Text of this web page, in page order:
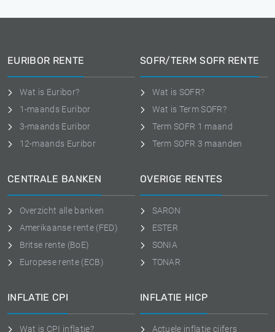
EURIBOR RENTE
Wat is Euribor?
1-maands Euribor
3-maands Euribor
12-maands Euribor
SOFR/TERM SOFR RENTE
Wat is SOFR?
Wat is Term SOFR?
Term SOFR 1 maand
Term SOFR 3 maanden
CENTRALE BANKEN
Overzicht alle banken
Amerikaanse rente (FED)
Britse rente (BoE)
Europese rente (ECB)
OVERIGE RENTES
SARON
ESTER
SONIA
TONAR
INFLATIE CPI
Wat is CPI inflatie?
INFLATIE HICP
Actuele inflatie cijfers